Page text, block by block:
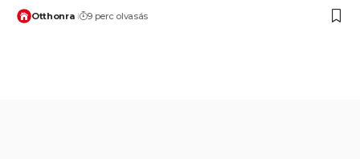
Otthonra 9 perc olvasás